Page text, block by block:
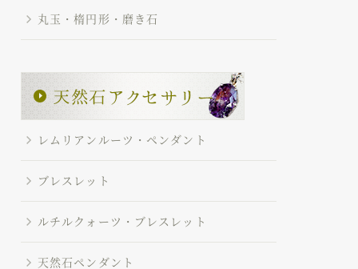
丸玉・楕円形・磨き石
レムリアンルーツ・ペンダント
ブレスレット
ルチルクォーツ・ブレスレット
天然石ペンダント